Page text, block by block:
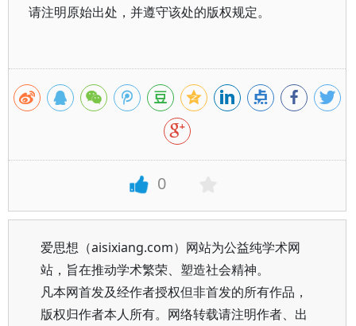
请注明原始出处，并遵守该处的版权规定。
0
爱思想（aisixiang.com）网站为公益纯学术网
站，旨在推动学术繁荣、塑造社会精神。
凡本网首发及经作者授权但非首发的所有作品，
版权归作者本人所有。网络转载请注明作者、出